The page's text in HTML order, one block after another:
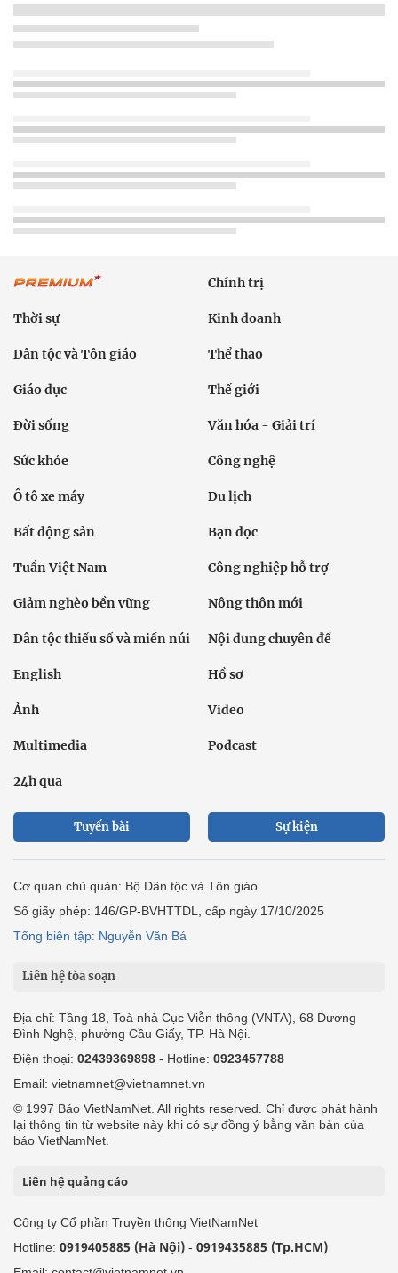
Chính trị
Thời sự Kinh doanh
Dân tộc và Tôn giáo Thể thao
Giáo dục Thế giới
Đời sống Văn hóa - Giải trí
Sức khỏe Công nghệ
Ô tô xe máy Du lịch
Bất động sản Bạn đọc
Tuần Việt Nam Công nghiệp hỗ trợ
Giảm nghèo bền vững Nông thôn mới
Dân tộc thiểu số và miền núi Nội dung chuyên đề
English Hồ sơ
Ảnh Video
Multimedia Podcast
24h qua
Tuyến bài Sự kiện
Cơ quan chủ quản: Bộ Dân tộc và Tôn giáo
Số giấy phép: 146/GP-BVHTTDL, cấp ngày 17/10/2025
Tổng biên tập: Nguyễn Văn Bá
Liên hệ tòa soạn
Địa chỉ: Tầng 18, Toà nhà Cục Viễn thông (VNTA), 68 Dương
Đình Nghệ, phường Cầu Giấy, TP. Hà Nội.
Điện thoại: 02439369898 - Hotline: 0923457788
Email: vietnamnet@vietnamnet.vn
© 1997 Báo VietNamNet. All rights reserved. Chỉ được phát hành
lại thông tin từ website này khi có sự đồng ý bằng văn bản của
báo VietNamNet.
Liên hệ quảng cáo
Công ty Cổ phần Truyền thông VietNamNet
Hotline: 0919405885 (Hà Nội) - 0919435885 (Tp.HCM)